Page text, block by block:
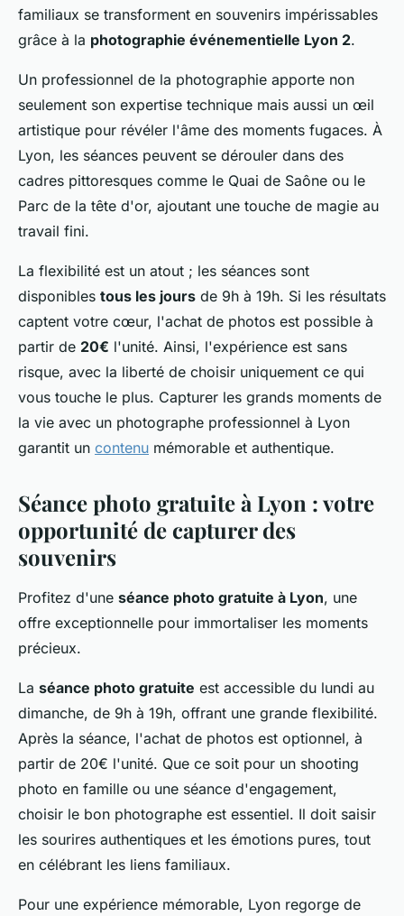
familiaux se transforment en souvenirs impérissables
grâce à la photographie événementielle Lyon 2.
Un professionnel de la photographie apporte non
seulement son expertise technique mais aussi un œil
artistique pour révéler l'âme des moments fugaces. À
Lyon, les séances peuvent se dérouler dans des
cadres pittoresques comme le Quai de Saône ou le
Parc de la tête d'or, ajoutant une touche de magie au
travail fini.
La flexibilité est un atout ; les séances sont
disponibles tous les jours de 9h à 19h. Si les résultats
captent votre cœur, l'achat de photos est possible à
partir de 20€ l'unité. Ainsi, l'expérience est sans
risque, avec la liberté de choisir uniquement ce qui
vous touche le plus. Capturer les grands moments de
la vie avec un photographe professionnel à Lyon
garantit un contenu mémorable et authentique.
Séance photo gratuite à Lyon : votre
opportunité de capturer des
souvenirs
Profitez d'une séance photo gratuite à Lyon, une
offre exceptionnelle pour immortaliser les moments
précieux.
La séance photo gratuite est accessible du lundi au
dimanche, de 9h à 19h, offrant une grande flexibilité.
Après la séance, l'achat de photos est optionnel, à
partir de 20€ l'unité. Que ce soit pour un shooting
photo en famille ou une séance d'engagement,
choisir le bon photographe est essentiel. Il doit saisir
les sourires authentiques et les émotions pures, tout
en célébrant les liens familiaux.
Pour une expérience mémorable, Lyon regorge de